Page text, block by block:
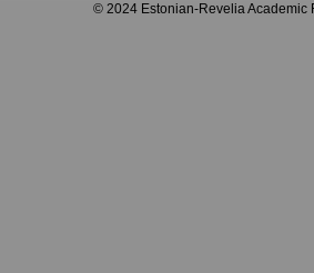
© 2024 Estonian-Revelia Academic